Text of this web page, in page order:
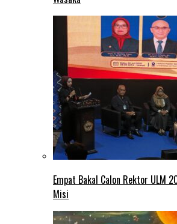
Empat Bakal Calon Rektor ULM
Misi